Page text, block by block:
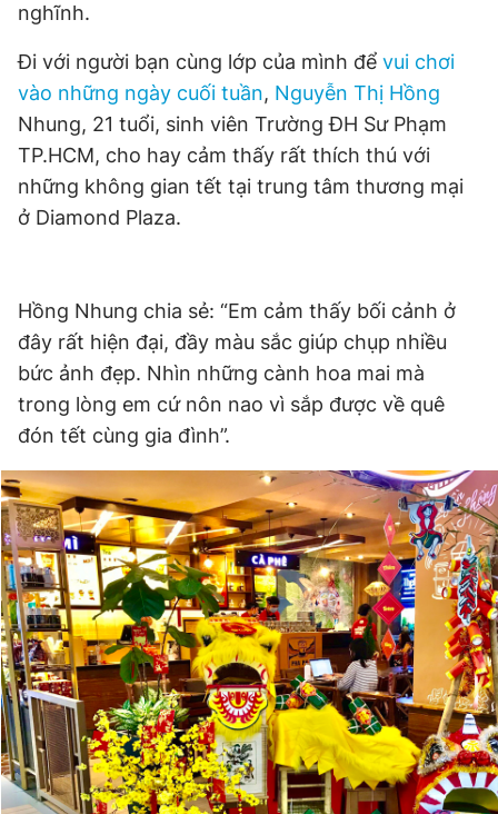
Hotline
Đặt báo Quảng cáo RSS Tòa soạn Chính sách bảo
Tổng biên tập: Nguyễn Ngọc Toàn
Phó tổng biên tập thường trực: Hải Thành
Phó tổng biên tập: Lâm Hiếu Dũng
Phó tổng biên tập: Trần Việt Hưng
Tổng thư ký tòa soạn: Đức Trung
bản. Phát triển bởi ePi Technologies, JSC.
nghĩnh.
Đi với người bạn cùng lớp của mình để vui chơi
vào những ngày cuối tuần, Nguyễn Thị Hồng
Nhung, 21 tuổi, sinh viên Trường ĐH Sư Phạm
TP.HCM, cho hay cảm thấy rất thích thú với
những không gian tết tại trung tâm thương mại
ở Diamond Plaza.
Hồng Nhung chia sẻ: “Em cảm thấy bối cảnh ở
đây rất hiện đại, đầy màu sắc giúp chụp nhiều
bức ảnh đẹp. Nhìn những cành hoa mai mà
trong lòng em cứ nôn nao vì sắp được về quê
đón tết cùng gia đình”.